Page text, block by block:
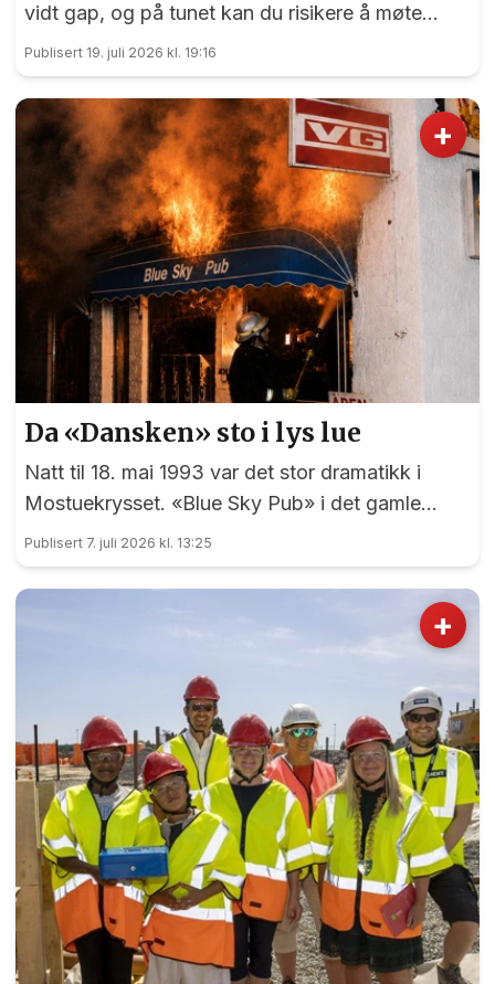
vidt gap, og på tunet kan du risikere å møte
blide og hjelpsomme sommervikarer som mer
enn gjerne guider deg.
Publisert 19. juli 2026 kl. 19:16
+
Da «Dansken» sto i lys lue
Natt til 18. mai 1993 var det stor dramatikk i
Mostuekrysset. «Blue Sky Pub» i det gamle
Autoimport-bygget sto plutselig i full fyr, og
vegg-i-vegg hadde Børselars sitt våpenlager.
Kunne det går bra?
Publisert 7. juli 2026 kl. 13:25
+